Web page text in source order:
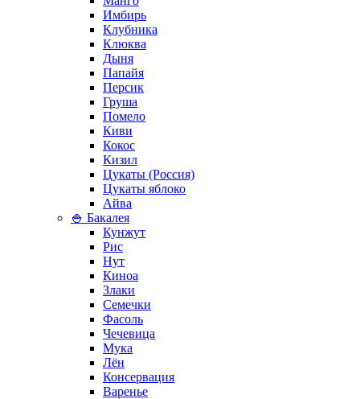
Имбирь
Клубника
Клюква
Дыня
Папайя
Персик
Груша
Помело
Киви
Кокос
Кизил
Цукаты (Россия)
Цукаты яблоко
Айва
🍚 Бакалея
Кунжут
Рис
Нут
Киноа
Злаки
Семечки
Фасоль
Чечевица
Мука
Лён
Консервация
Варенье